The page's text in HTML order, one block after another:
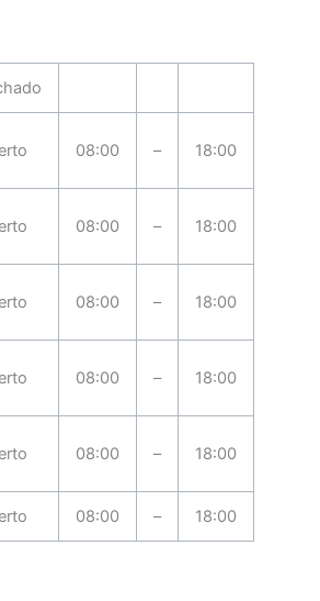
08:00 – 18:00
08:00 – 18:00
08:00 – 18:00
08:00 – 18:00
08:00 – 18:00
08:00 – 18:00